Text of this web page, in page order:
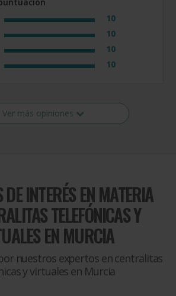
10
10
10
10
Ver más opiniones
INTERÉS EN MATERIA
TELEFÓNICAS Y
EN MURCIA
nuestros expertos en centralitas
y virtuales en Murcia